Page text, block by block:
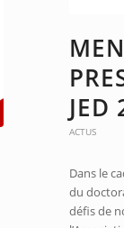
JED
ACTUS
Dans le
du
défis de